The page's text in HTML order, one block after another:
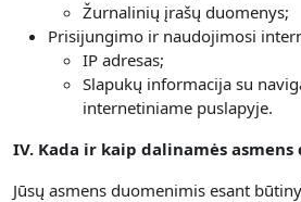
Žurnalinių įrašų duomenys;
Prisijungimo ir naudojimosi
IP adresas;
Slapukų informacija su
internetiniame puslapyje.
IV. Kada ir kaip dalinamės asmens
Jūsų asmens duomenimis esant